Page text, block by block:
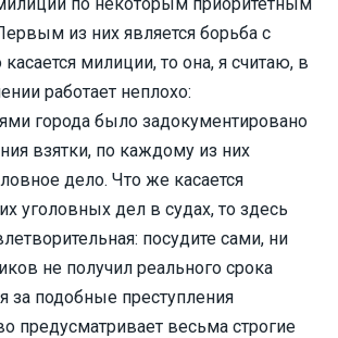
из них является борьба с
милиции, то она, я считаю, в
работает неплохо:
города было задокументировано
взятки, по каждому из них
дело. Что же касается
уголовных дел в судах, то здесь
посудите сами, ни
не получил реального срока
за подобные преступления
предусматривает весьма строгие